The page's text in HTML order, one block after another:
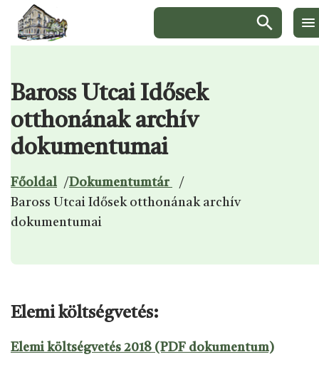
Ugrás a menüre
Ugrás a tartalomra
Ugrás a láblécre
Keresés:
Baross Utcai Idősek
otthonának archív
dokumentumai
Főoldal /Dokumentumtár
/
Baross Utcai Idősek otthonának archív
dokumentumai
Elemi költségvetés:
Elemi költségvetés 2018 (PDF dokumentum)